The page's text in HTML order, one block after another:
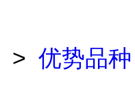
> 优势品种